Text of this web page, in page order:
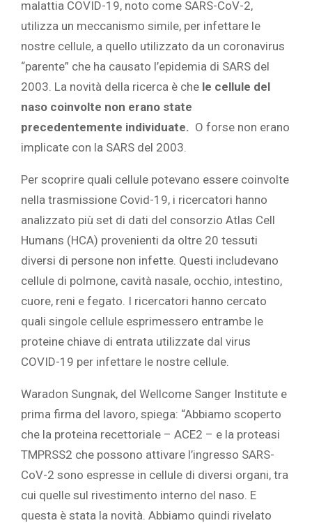
malattia COVID-19, noto come SARS-CoV-2,
utilizza un meccanismo simile, per infettare le
nostre cellule, a quello utilizzato da un coronavirus
“parente” che ha causato l’epidemia di SARS del
2003. La novità della ricerca è che le cellule del
naso coinvolte non erano state
precedentemente individuate. O forse non erano
implicate con la SARS del 2003.
Per scoprire quali cellule potevano essere coinvolte
nella trasmissione Covid-19, i ricercatori hanno
analizzato più set di dati del consorzio Atlas Cell
Humans (HCA) provenienti da oltre 20 tessuti
diversi di persone non infette. Questi includevano
cellule di polmone, cavità nasale, occhio, intestino,
cuore, reni e fegato. I ricercatori hanno cercato
quali singole cellule esprimessero entrambe le
proteine ​​chiave di entrata utilizzate dal virus
COVID-19 per infettare le nostre cellule.
Waradon Sungnak, del Wellcome Sanger Institute e
prima firma del lavoro, spiega: “Abbiamo scoperto
che la proteina recettoriale – ACE2 – e la proteasi
TMPRSS2 che possono attivare l’ingresso SARS-
CoV-2 sono espresse in cellule di diversi organi, tra
cui quelle sul rivestimento interno del naso. E
questa è stata la novità. Abbiamo quindi rivelato